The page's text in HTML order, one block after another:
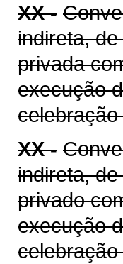
XX -
indireta,
privada
execução
XX -
indireta,
privado
execução